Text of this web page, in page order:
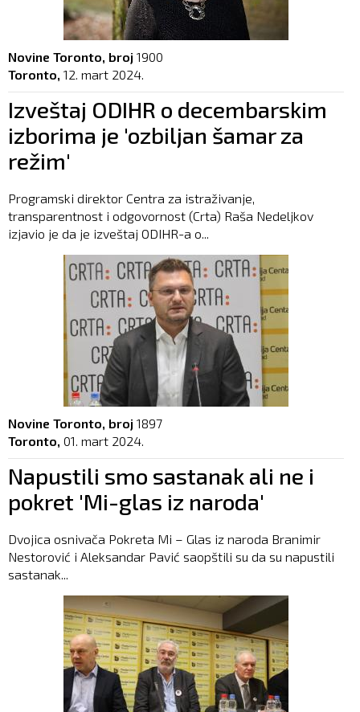
Novine Toronto, broj 1900
Toronto, 12. mart 2024.
Izveštaj ODIHR o decembarskim
izborima je 'ozbiljan šamar za
režim'
Programski direktor Centra za istraživanje,
transparentnost i odgovornost (Crta) Raša Nedeljkov
izjavio je da je izveštaj ODIHR-a o...
Novine Toronto, broj 1897
Toronto, 01. mart 2024.
Napustili smo sastanak ali ne i
pokret 'Mi-glas iz naroda'
Dvojica osnivača Pokreta Mi – Glas iz naroda Branimir
Nestorović i Aleksandar Pavić saopštili su da su napustili
sastanak...